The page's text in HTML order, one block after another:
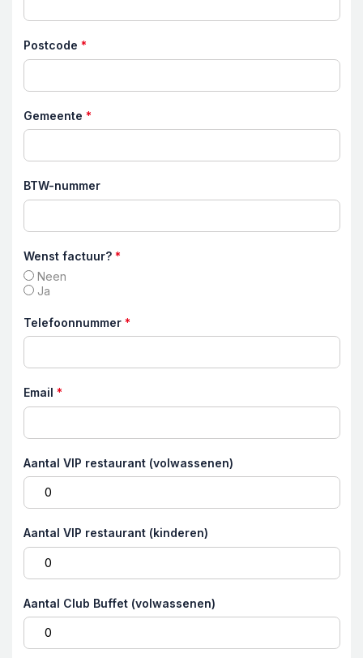
Postcode *
Gemeente *
BTW-nummer
Wenst factuur? *
Neen
Ja
Telefoonnummer *
Email *
Aantal VIP restaurant (volwassenen)
Aantal VIP restaurant (kinderen)
Aantal Club Buffet (volwassenen)